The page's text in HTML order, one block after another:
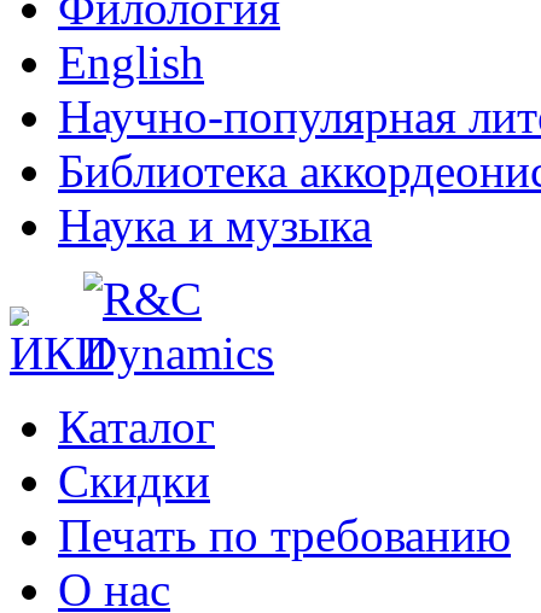
English
Научно-популярная
Библиотека
Наука и музыка
Каталог
Cкидки
Печать по требованию
О нас